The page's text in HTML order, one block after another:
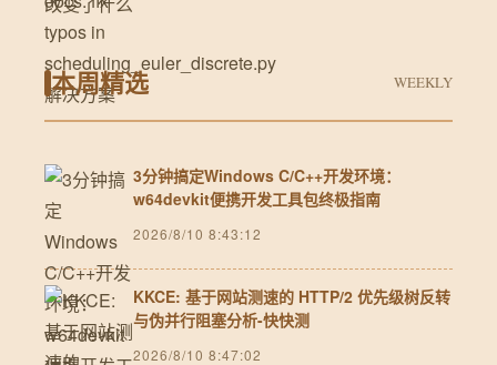
本周精选 WEEKLY
3分钟搞定Windows C/C++开发环境：
w64devkit便携开发工具包终极指南
2026/8/10 8:43:12
KKCE: 基于网站测速的 HTTP/2 优先级树反转
与伪并行阻塞分析-快快测
2026/8/10 8:47:02